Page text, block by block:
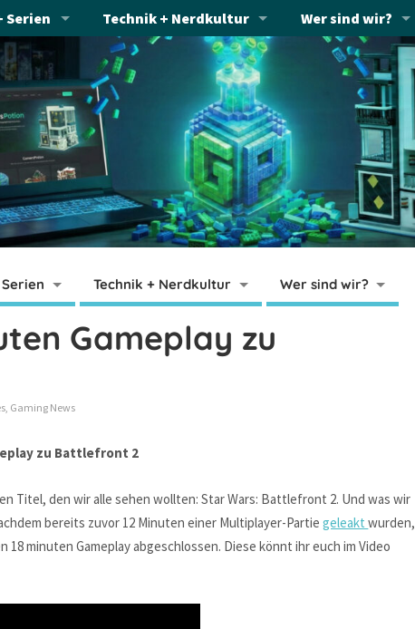
Serien Technik + Nerdkultur Wer sind wir?
Technik + Nerdkultur Wer sind wir?
Gameplay zu
Gaming News
zu Battlefront 2
Titel, den wir alle sehen wollten: Star Wars: Battlefront 2. Und was wir
bereits zuvor 12 Minuten einer Multiplayer-Partiegeleaktwurden,
minuten Gameplay abgeschlossen. Diese könnt ihr euch im Video